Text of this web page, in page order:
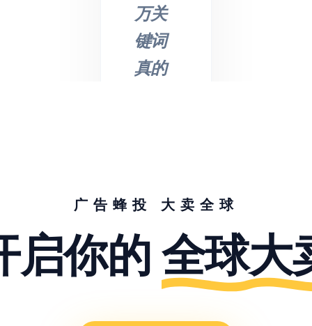
万关
键词
真的
了我
们大
量的
运营
广告蜂投 大卖全球
启你的全球大